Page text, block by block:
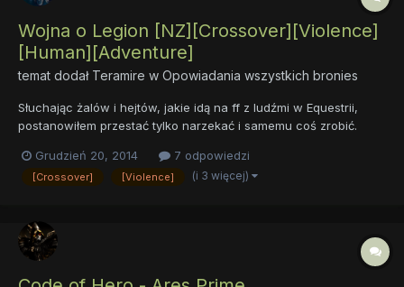
Wojna o Legion [NZ][Crossover][Violence]
[Human][Adventure]
temat dodał Teramire w Opowiadania wszystkich bronies
Słuchając żalów i hejtów, jakie idą na ff z ludźmi w Equestrii,
postanowiłem przestać tylko narzekać i samemu coś zrobić.
mniejsza z tym.) Fanfik ten przedstawia zdarzenia jakie miały
miejsce, gdy pewien mag z ludzkiego świata trafia do pastel...
Grudzień 20, 2014 7 odpowiedzi
[Crossover] [Violence] (i 3 więcej)